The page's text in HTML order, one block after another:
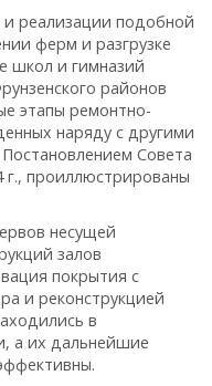
реализации подобной
ферм и разгрузке
школ и гимназий
районов
этапы ремонтно-
наряду с другими
Совета
проиллюстрированы
несущей
залов
покрытия с
и реконструкцией
в
а их дальнейшие